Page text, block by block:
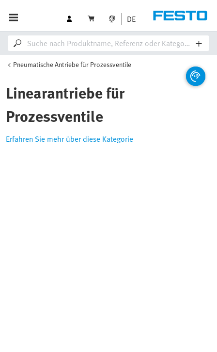
DE
Pneumatische Antriebe für Prozessventile
Linearantriebe für
Prozessventile
Erfahren Sie mehr über diese Kategorie